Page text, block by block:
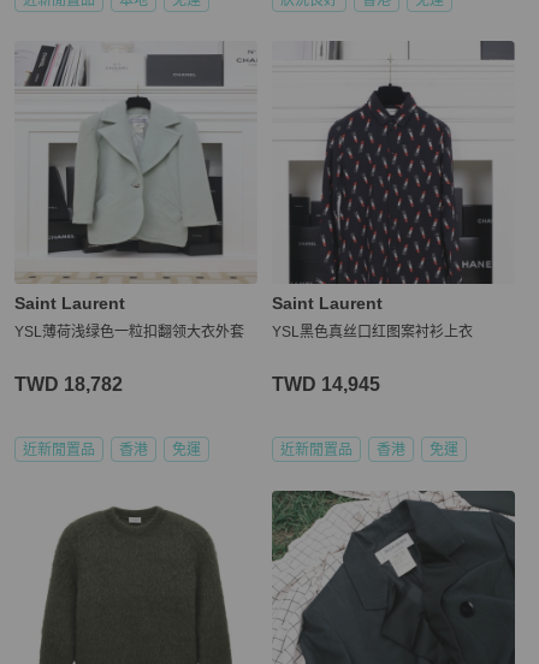
Saint Laurent
YSL薄荷浅绿色一粒扣翻领大衣外套
TWD 18,782
近新閒置品 香港 免運
Saint Laurent
YSL黑色真丝口红图案衬衫上衣
TWD 14,945
近新閒置品 香港 免運